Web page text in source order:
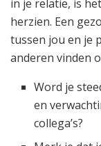
in je relatie, is
herzien. Een
tussen jou en je
anderen vinden
Word je
en
collega’s?